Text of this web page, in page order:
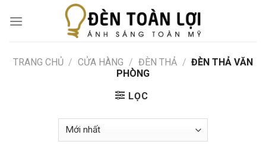
TRANG CHỦ / CỬA HÀNG / ĐÈN THẢ / ĐÈN THẢ VĂN
PHÒNG
LỌC